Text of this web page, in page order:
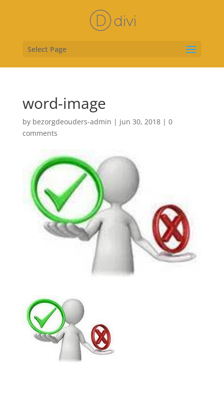
Select Page
word-image
by bezorgdeouders-admin | jun 30, 2018| 0
comments